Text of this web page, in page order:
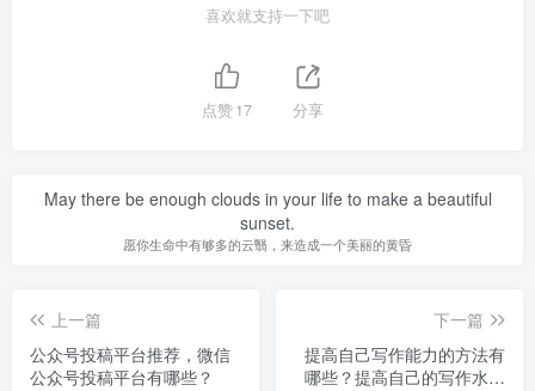
喜欢就支持一下吧
点赞17 分享
May there be enough clouds in your life to make a beautiful
sunset.
愿你生命中有够多的云翳，来造成一个美丽的黄昏
上一篇
公众号投稿平台推荐，微信
公众号投稿平台有哪些？
下一篇
提高自己写作能力的方法有
哪些？提高自己的写作水平